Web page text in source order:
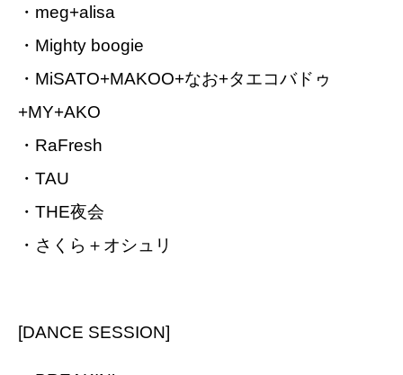
・meg+alisa
・Mighty boogie
・MiSATO+MAKOO+なお+タエコバドゥ
+MY+AKO
・RaFresh
・TAU
・THE夜会
・さくら＋オシュリ
[DANCE SESSION]